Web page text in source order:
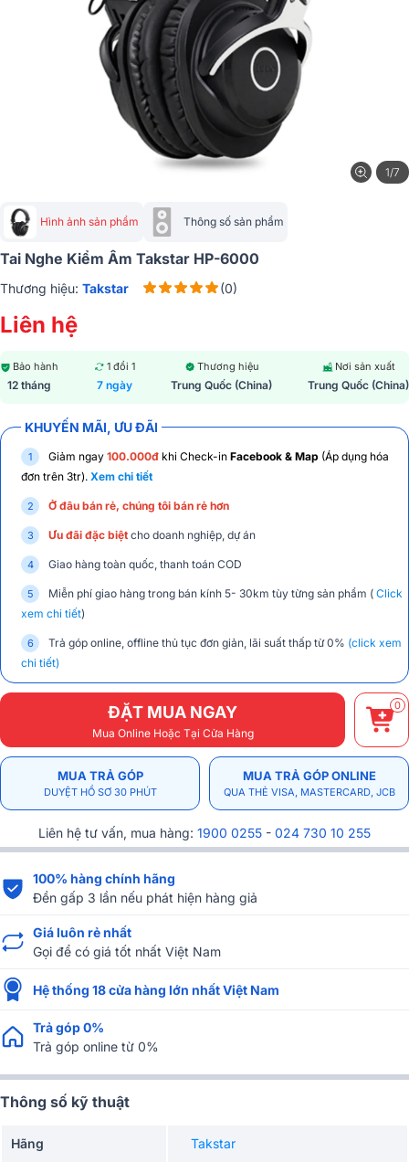
1/7
Hình ảnh sản phẩm Thông số sản phẩm
Tai Nghe Kiểm Âm Takstar HP-6000
Thương hiệu: Takstar (0)
Liên hệ
Bảo hành
12 tháng
1 đổi 1
7 ngày
Thương hiệu
Trung Quốc (China)
Nơi sản xuất
Trung Quốc (China)
KHUYẾN MÃI, ƯU ĐÃI
Giảm ngay 100.000đ khi Check-in Facebook & Map (Áp dụng hóa
đơn trên 3tr). Xem chi tiết
Ở đâu bán rẻ, chúng tôi bán rẻ hơn
Ưu đãi đặc biệt cho doanh nghiệp, dự án
Giao hàng toàn quốc, thanh toán COD
Miễn phí giao hàng trong bán kính 5- 30km tùy từng sản phẩm ( Click
xem chi tiết)
Trả góp online, offline thủ tục đơn giản, lãi suất thấp từ 0% (click xem
chi tiết)
ĐẶT MUA NGAY
Mua Online Hoặc Tại Cửa Hàng
0
MUA TRẢ GÓP
DUYỆT HỒ SƠ 30 PHÚT
MUA TRẢ GÓP ONLINE
QUA THẺ VISA, MASTERCARD, JCB
Liên hệ tư vấn, mua hàng: 1900 0255 - 024 730 10 255
100% hàng chính hãng
Đền gấp 3 lần nếu phát hiện hàng giả
Giá luôn rẻ nhất
Gọi để có giá tốt nhất Việt Nam
Hệ thống 18 cửa hàng lớn nhất Việt Nam
Trả góp 0%
Trả góp online từ 0%
Thông số kỹ thuật
Hãng Takstar